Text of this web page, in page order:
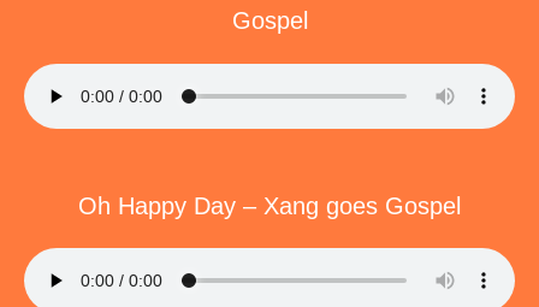
Gospel
Oh Happy Day – Xang goes Gospel